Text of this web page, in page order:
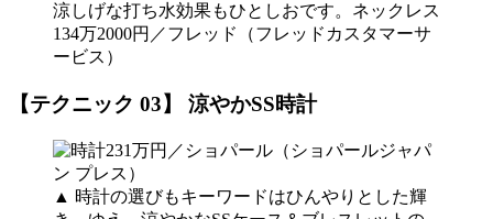
涼しげな打ち水効果もひとしおです。ネックレス
134万2000円／フレッド（フレッドカスタマーサ
ービス）
【テクニック 03】 涼やかSS時計
▲ 時計の選びもキーワードはひんやりとした輝